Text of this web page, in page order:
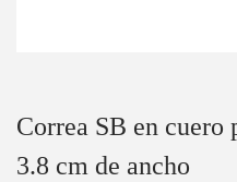
Correa SB en cuero
3.8 cm de ancho